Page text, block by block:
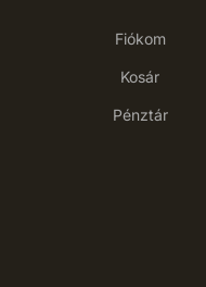
Fiókom
Kosár
Pénztár